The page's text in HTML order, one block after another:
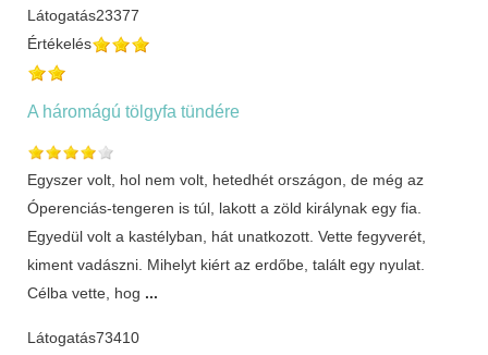
Látogatás23377
Értékelés
A háromágú tölgyfa tündére
Egyszer volt, hol nem volt, hetedhét országon, de még az
Óperenciás-tengeren is túl, lakott a zöld királynak egy fia.
Egyedül volt a kastélyban, hát unatkozott. Vette fegyverét,
kiment vadászni. Mihelyt kiért az erdőbe, talált egy nyulat.
Célba vette, hog ...
Látogatás73410